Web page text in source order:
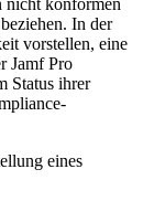
In der
vorstellen, eine
Jamf Pro
Status ihrer
eines